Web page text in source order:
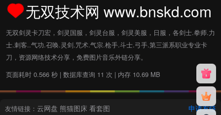
无双技术网 www.bnskd.com
无双剑灵卡刀宏，剑灵国服，剑灵台服，剑灵美服，日服，各剑士.拳师.力
士.刺客..气功.召唤.灵剑.咒术.气宗.枪手.斗士.弓手.第三派系职业专业卡
刀，资源网络技术分享，免费图片音乐外链分享。
页面耗时 0.566 秒 | 数据库查询 11 次 | 内存 10.69 MB
友情链接： 云网盘 熊猫图床 看套图 申请友链